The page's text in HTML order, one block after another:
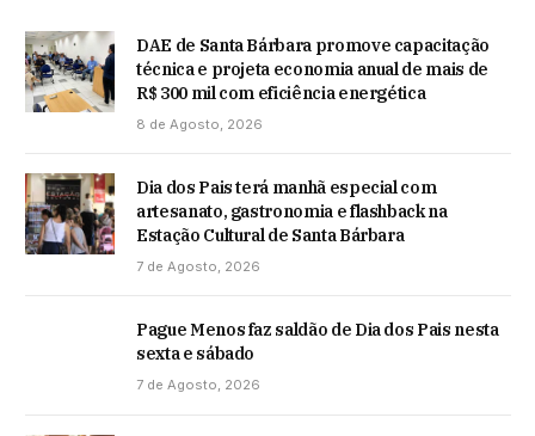
DAE de Santa Bárbara promove capacitação
técnica e projeta economia anual de mais de
R$ 300 mil com eficiência energética
8 de Agosto, 2026
Dia dos Pais terá manhã especial com
artesanato, gastronomia e flashback na
Estação Cultural de Santa Bárbara
7 de Agosto, 2026
Pague Menos faz saldão de Dia dos Pais nesta
sexta e sábado
7 de Agosto, 2026